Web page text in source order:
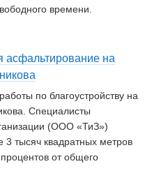
времени.
асфальтирование на
по благоустройству на
Специалисты
(ООО «ТиЗ»)
3 тысяч квадратных метров
от общего